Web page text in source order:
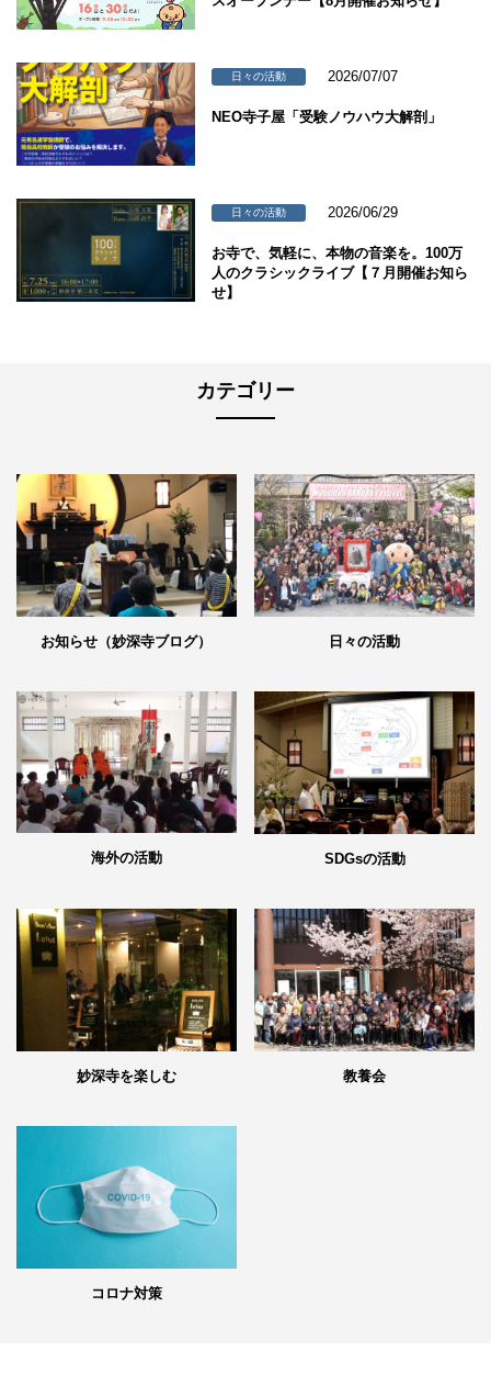
日々の活動 2026/07/07
NEO寺子屋「受験ノウハウ大解剖」
日々の活動 2026/06/29
お寺で、気軽に、本物の音楽を。100万
人のクラシックライブ【７月開催お知ら
せ】
カテゴリー
お知らせ（妙深寺ブログ） 日々の活動
海外の活動 SDGsの活動
妙深寺を楽しむ 教養会
コロナ対策